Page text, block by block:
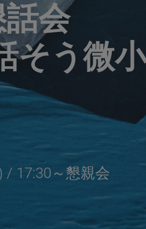
会
そう微
) / 17:30～懇親会